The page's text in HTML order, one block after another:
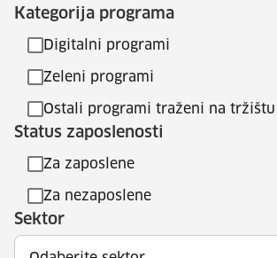
Kategorija programa
Digitalni programi
Zeleni programi
Ostali programi traženi na tržištu
Status zaposlenosti
Za zaposlene
Za nezaposlene
Sektor